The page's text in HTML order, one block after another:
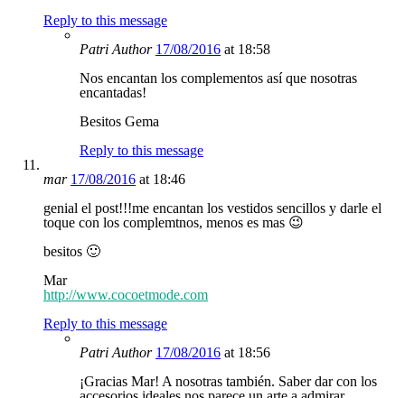
Reply to this message
Patri Author 17/08/2016 at 18:58
Nos encantan los complementos así que nosotras
encantadas!
Besitos Gema
Reply to this message
mar 17/08/2016 at 18:46
genial el post!!!me encantan los vestidos sencillos y darle el
toque con los complemtnos, menos es mas 😉
besitos 🙂
Mar
http://www.cocoetmode.com
Reply to this message
Patri Author 17/08/2016 at 18:56
¡Gracias Mar! A nosotras también. Saber dar con los